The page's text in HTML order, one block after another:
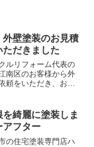
壁塗装のお見積
ただきました
ルリフォーム代表の
南区のお客様から外
頼をいただき、お伺
とのことです。家全
きまし...
綺麗に塗装しま
アフター
の住宅塗装専門店ハ